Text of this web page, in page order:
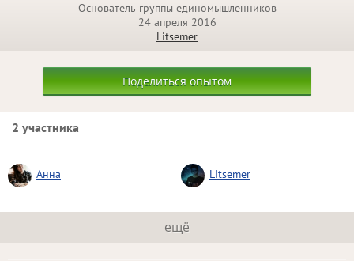
Основатель группы единомышленников
24 апреля 2016
Litsemer
Поделиться опытом
2 участника
Анна Litsemer
ещё